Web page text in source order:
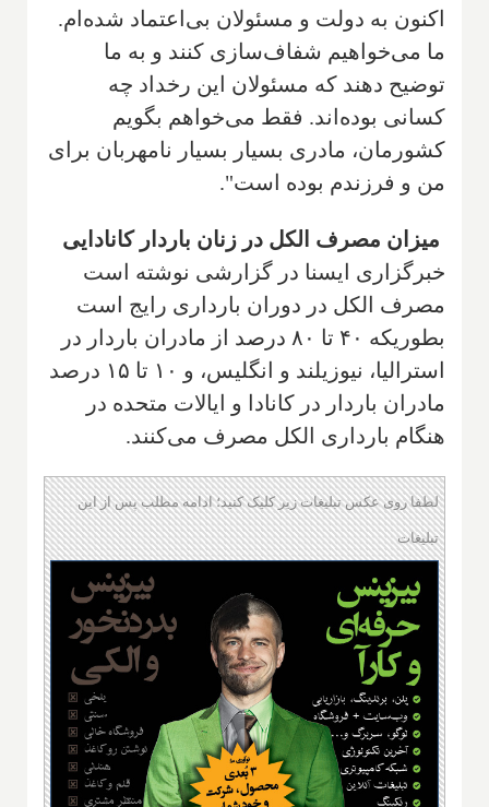
اکنون به دولت و مسئولان بی‌اعتماد شده‌ام.
ما می‌خواهیم شفاف‌سازی کنند و به ما
توضیح دهند که مسئولان این رخداد چه
کسانی بوده‌اند. فقط می‌خواهم بگویم
کشورمان، مادری بسیار بسیار نامهربان برای
من و فرزندم بوده است".
میزان مصرف الکل در زنان باردار کانادایی
خبرگزاری ایسنا در گزارشی نوشته است
مصرف الکل در دوران بارداری رایج است
بطوریکه ۴۰ تا ۸۰ درصد از مادران باردار در
استرالیا، نیوزیلند و انگلیس، و ۱۰ تا ۱۵ درصد
مادران باردار در کانادا و ایالات متحده در
هنگام بارداری الکل مصرف می‌کنند.
لطفا روی عکس تبلیغات زیر کلیک کنید؛ ادامه مطلب پس از این
تبلیغات